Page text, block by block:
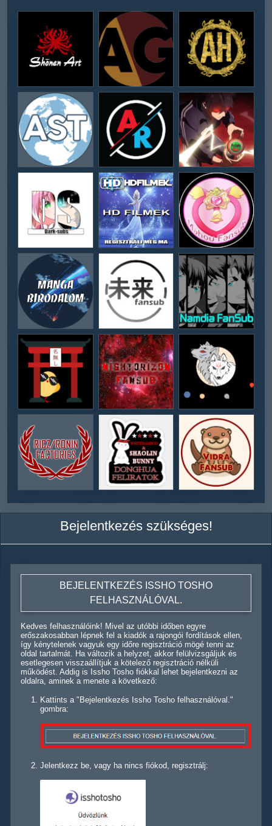
Bejelentkezés szükséges!
BEJELENTKEZÉS ISSHO TOSHO
FELHASZNÁLÓVAL.
Kedves felhasználóink! Mivel az utóbbi időben egyre
erőszakosabban lépnek fel a kiadók a rajongói fordítások ellen,
így kénytelenek vagyuk egy időre regisztráció mögé tenni az
oldal tartalmát. Ha változik a helyzet, akkor felülvizsgáljuk és
esetlegesen visszaállítjuk a kötelező regisztráció nélküli
működést. Addig is Issho Tosho fiókkal lehet bejelentkezni az
oldalra, aminek a menete a következő:
Kattints a "Bejelentkezés Issho Tosho felhasználóval."
gombra:
Jelentkezz be, vagy ha nincs fiókod, regisztrálj: